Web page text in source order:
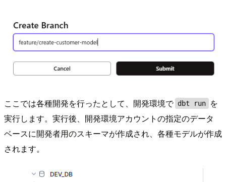
ここでは各種開発を行ったとして、開発環境で dbt run
を
実行します。実行後、開発環境アカウントの指定のデータ
ベースに開発者用のスキーマが作成され、各種モデルが作成
されます。